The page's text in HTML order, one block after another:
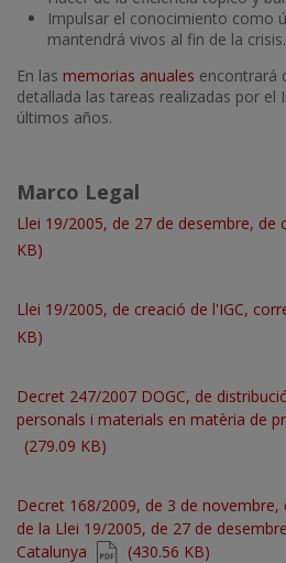
Impulsar el conocimiento como
mantendrá vivos al fin de la crisis.
En las memorias anuales encontrará
detallada las tareas realizadas por
últimos años.
Marco Legal
Document
Llei 19/2005, de 27 de desembre, de
KB)
Document
Llei 19/2005, de creació de l'IGC,
KB)
Document
Decret 247/2007 DOGC, de
personals i materials en matèria de
(279.09 KB)
Document
Decret 168/2009, de 3 de novembre,
de la Llei 19/2005, de 27 de
Catalunya
(430.56 KB)